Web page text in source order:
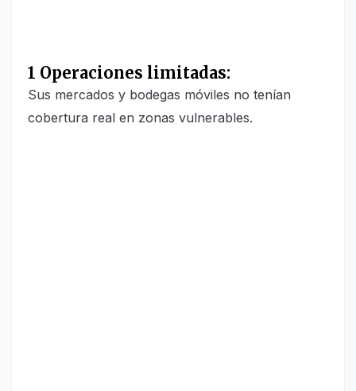
1 Operaciones limitadas:
Sus mercados y bodegas móviles no tenían
cobertura real en zonas vulnerables.